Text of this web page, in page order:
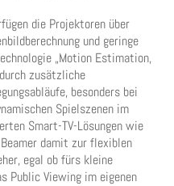
die Projektoren über
und geringe
„Motion Estimation,
zusätzliche
besonders bei
Spielszenen im
Smart-TV-Lösungen wie
damit zur flexiblen
egal ob fürs kleine
Public Viewing im eigenen